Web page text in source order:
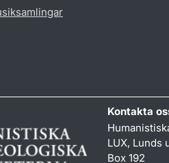
Kontakta
LUX, Lunds
Box 192